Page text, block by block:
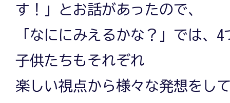
す！」とお話があったので、
「なににみえるかな？」では、
子供たちもそれぞれ
楽しい視点から様々な発想をし